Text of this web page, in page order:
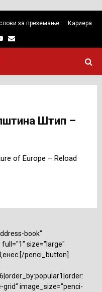
за преземање Кариера
Youtube
Email
Штип –
of Europe – Reload
book"
size="large"
[/penci_button]
grid" image_size="penci-